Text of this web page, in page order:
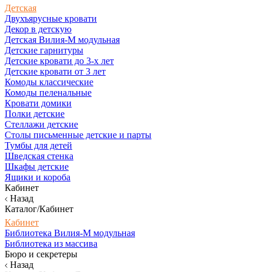
Детская
Двухъярусные кровати
Декор в детскую
Детская Вилия-М модульная
Детские гарнитуры
Детские кровати до 3-х лет
Детские кровати от 3 лет
Комоды классические
Комоды пеленальные
Кровати домики
Полки детские
Стеллажи детские
Столы письменные детские и парты
Тумбы для детей
Шведская стенка
Шкафы детские
Ящики и короба
Кабинет
Назад
Каталог/Кабинет
Кабинет
Библиотека Вилия-М модульная
Библиотека из массива
Бюро и секретеры
Назад